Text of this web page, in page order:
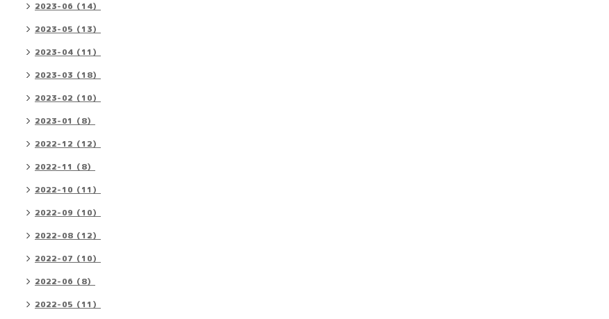
2023-06（14）
2023-05（13）
2023-04（11）
2023-03（18）
2023-02（10）
2023-01（8）
2022-12（12）
2022-11（8）
2022-10（11）
2022-09（10）
2022-08（12）
2022-07（10）
2022-06（8）
2022-05（11）